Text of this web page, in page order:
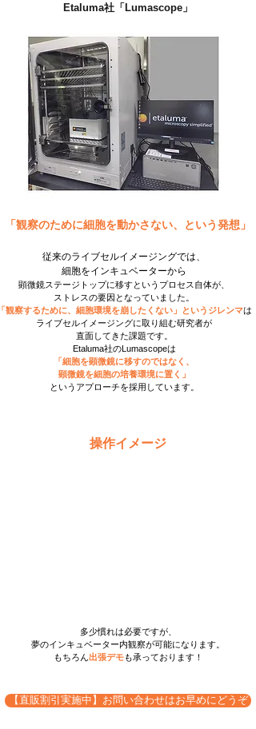
Etaluma社「Lumascope」
「観察のために細胞を動かさない、という発想」
従来のライブセルイメージングでは、
細胞をインキュベーターから
顕微鏡ステージトップに移すというプロセス自体が、
ストレスの要因となっていました。
観察するために、細胞環境を崩したくない」というジレンマは
ライブセルイメージングに取り組む研究者が
直面してきた課題です。
Etaluma社のLumascopeは
「細胞を顕微鏡に移すのではなく、
顕微鏡を細胞の培養環境に置く」
というアプローチを採用しています。
操作イメージ
多少慣れは必要ですが、
夢のインキュベーター内観察が可能になります。
もちろん出張デモも承っております！
【直販割引実施中】お問い合わせはお早めにどうぞ